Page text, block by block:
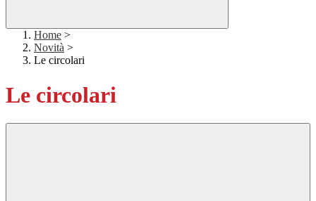
Home >
Novità >
Le circolari
Le circolari